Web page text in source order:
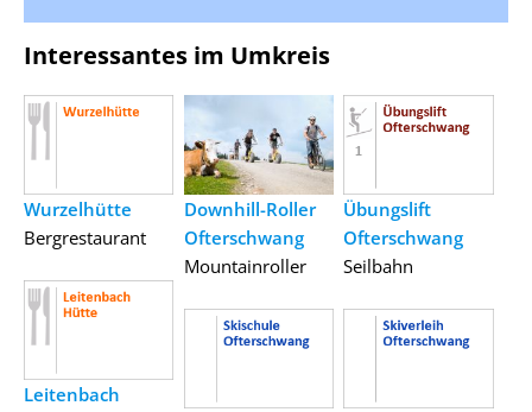
Interessantes im Umkreis
Wurzelhütte
Bergrestaurant
Leitenbach
Downhill-Roller
Ofterschwang
Mountainroller
Übungslift
Ofterschwang
Seilbahn